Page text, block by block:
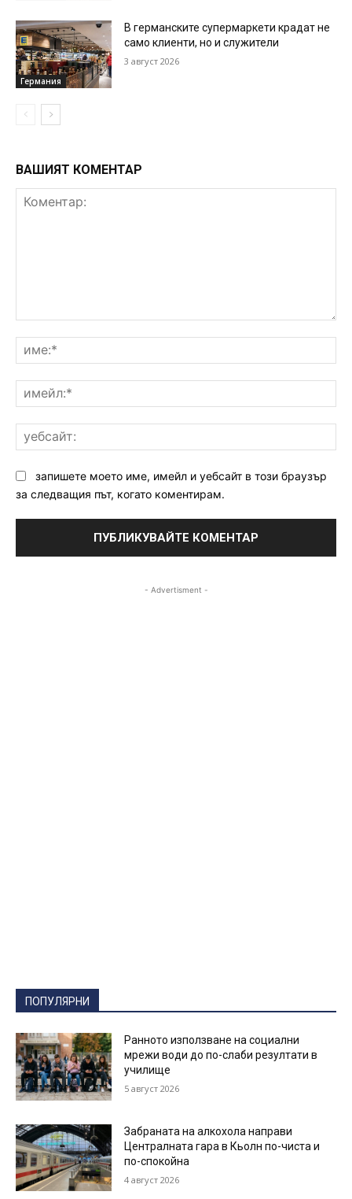
Германия
В германските супермаркети крадат не
само клиенти, но и служители
3 август 2026
ВАШИЯТ КОМЕНТАР
запишете моето име, имейл и уебсайт в този браузър
за следващия път, когато коментирам.
- Advertisment -
ПОПУЛЯРНИ
Ранното използване на социални
мрежи води до по-слаби резултати в
училище
5 август 2026
Забраната на алкохола направи
Централната гара в Кьолн по-чиста и
по-спокойна
4 август 2026